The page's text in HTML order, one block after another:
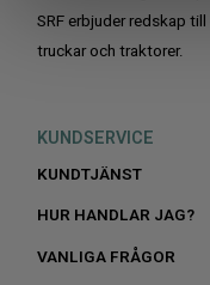
SRF erbjuder redskap
truckar och traktorer.
KUNDSERVICE
KUNDTJÄNST
HUR HANDLAR JAG?
VANLIGA FRÅGOR